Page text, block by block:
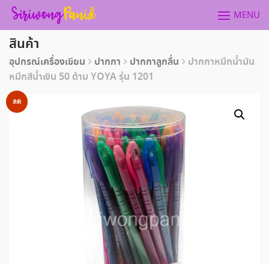
Skip
content
MENU
สินค้า
อุปกรณ์เครื่องเขียน ปากกา ปากกาลูกลื่น
ปากกาหมึกน้ำมัน
หมึกสีน้ำเงิน 50 ด้าม YOYA รุ่น 1201
ลด